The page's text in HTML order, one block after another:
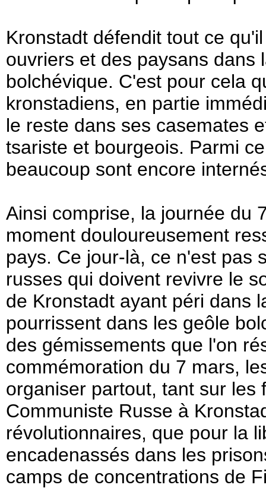
Kronstadt défendit tout ce
ouvriers et des paysans dans
bolchévique. C'est pour cela
kronstadiens, en partie
le reste dans ses casemates
tsariste et bourgeois. Parmi
beaucoup sont encore
Ainsi comprise, la journée du
moment douloureusement
pays. Ce jour-là, ce n'est pas
russes qui doivent revivre le
de Kronstadt ayant péri dans
pourrissent dans les geôle
des gémissements que l'on
commémoration du 7 mars,
organiser partout, tant sur les
Communiste Russe à
révolutionnaires, que pour la
encadenassés dans les
camps de concentrations de